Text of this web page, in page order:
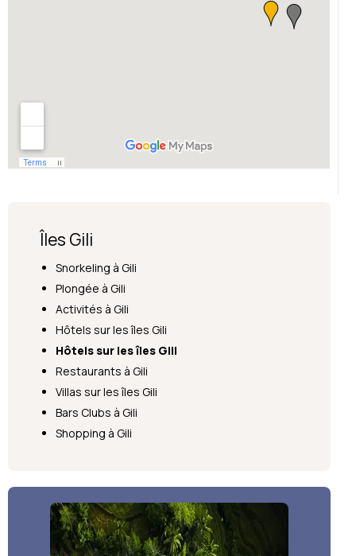
Îles Gili
Snorkeling à Gili
Plongée à Gili
Activités à Gili
Hôtels sur les îles Gili
Hôtels sur les îles Gili
Restaurants à Gili
Villas sur les îles Gili
Bars Clubs à Gili
Shopping à Gili